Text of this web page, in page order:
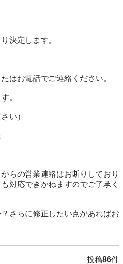
決定します。
はお電話でご連絡ください。
。
い）
らの営業連絡はお断りしており
対応できかねますのでご了承く
さらに修正したい点があればお
投稿86件